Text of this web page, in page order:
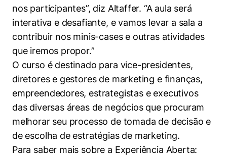
nos participantes”, diz Altaffer. “A aula será
interativa e desafiante, e vamos levar a sala a
contribuir nos minis-cases e outras atividades
que iremos propor.”
O curso é destinado para vice-presidentes,
diretores e gestores de marketing e finanças,
empreendedores, estrategistas e executivos
das diversas áreas de negócios que procuram
melhorar seu processo de tomada de decisão e
de escolha de estratégias de marketing.
Para saber mais sobre a Experiência Aberta: